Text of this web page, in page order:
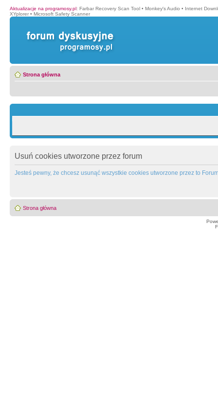
Aktualizacje na programosy.pl: Farbar Recovery Scan Tool • Monkey′s Audio • Internet
XYplorer • Microsoft Safety Scanner
Strona główna
Usuń cookies utworzone przez forum
Jesteś pewny, że chcesz usunąć wszystkie cookies utworzone przez to
Strona główna